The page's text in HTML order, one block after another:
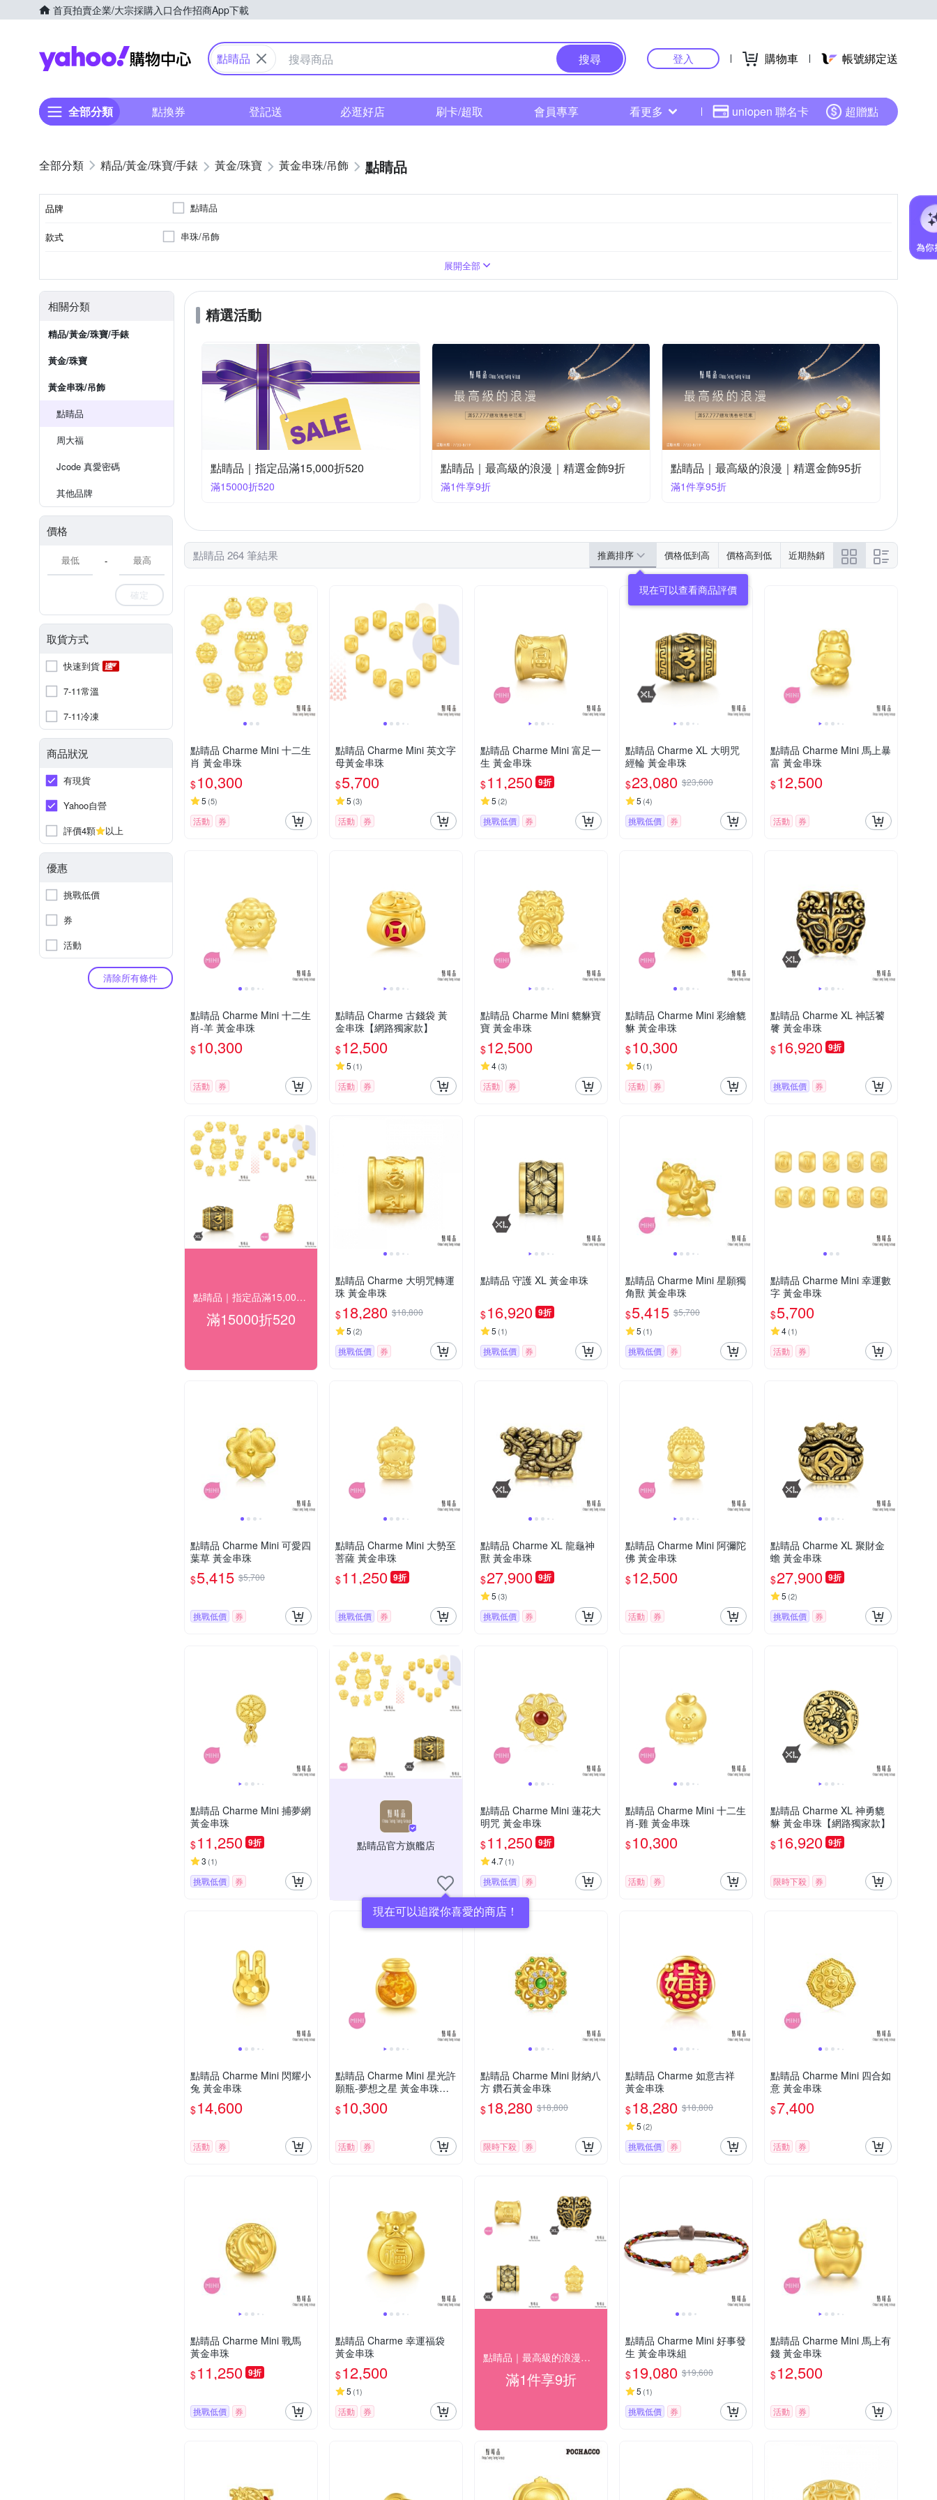
首頁拍賣企業/大宗採購入口合作招商App下載
Yahoo購物中心
點睛品 搜尋 登入 購物車 帳號綁定送
全部分類 點換券 登記送 必逛好店 刷卡/超取 會員專享 看更多 uniopen 聯名卡 超贈點
精品/黃金/珠寶/手錶 黃金/珠寶 黃金串珠/吊飾 點睛品
品牌 點睛品
款式 串珠/吊飾
展開全部
相關分類
精品/黃金/珠寶/手錶
黃金/珠寶
黃金串珠/吊飾
點睛品
周大福
Jcode 真愛密碼
其他品牌
價格
-
確定
取貨方式
快速到貨
7-11常溫
7-11冷凍
商品狀況
有現貨
Yahoo自營
評價4顆
以上
優惠
挑戰低價
券
活動
清除所有條件
精選活動
點睛品｜指定品滿15,000折520
滿15000折520
點睛品｜最高級的浪漫｜精選金飾9折
滿1件享9折
點睛品｜最高級的浪漫｜精選金飾95折
滿1件享95折
點睛品 264 筆結果 推薦排序 價格低到高 價格高到低 近期熱銷
點睛品 Charme Mini 十二生
肖 黃金串珠
$10,300
5 (5)
活動 券
點睛品 Charme Mini 英文字
母黃金串珠
$5,700
5 (3)
活動 券
點睛品 Charme Mini 富足一
生 黃金串珠
$11,250 9折
5 (2)
挑戰低價 券
點睛品 Charme XL 大明咒
經輪 黃金串珠
$23,080 $23,600
5 (4)
挑戰低價 券
點睛品 Charme Mini 馬上暴
富 黃金串珠
$12,500
活動 券
點睛品 Charme Mini 十二生
肖-羊 黃金串珠
$10,300
活動 券
點睛品 Charme 古錢袋 黃
金串珠【網路獨家款】
$12,500
5 (1)
活動 券
點睛品 Charme Mini 貔貅寶
寶 黃金串珠
$12,500
4(3)
活動 券
點睛品 Charme Mini 彩繪貔
貅 黃金串珠
$10,300
5 (1)
活動 券
點睛品 Charme XL 神話饕
餮 黃金串珠
$16,920 9折
挑戰低價 券
點睛品｜指定品滿15,000折520
滿15000折520
點睛品 Charme 大明咒轉運
珠 黃金串珠
$18,280 $18,800
5 (2)
挑戰低價 券
點睛品 守護 XL 黃金串珠
$16,920 9折
5 (1)
挑戰低價 券
點睛品 Charme Mini 星願獨
角獸 黃金串珠
$5,415 $5,700
5 (1)
挑戰低價 券
點睛品 Charme Mini 幸運數
字 黃金串珠
$5,700
4(1)
活動 券
點睛品 Charme Mini 可愛四
葉草 黃金串珠
$5,415 $5,700
挑戰低價 券
點睛品 Charme Mini 大勢至
菩薩 黃金串珠
$11,250 9折
挑戰低價 券
點睛品 Charme XL 龍龜神
獸 黃金串珠
$27,900 9折
5 (3)
挑戰低價 券
點睛品 Charme Mini 阿彌陀
佛 黃金串珠
$12,500
活動 券
點睛品 Charme XL 聚財金
蟾 黃金串珠
$27,900 9折
5 (2)
挑戰低價 券
點睛品 Charme Mini 捕夢網
黃金串珠
$11,250 9折
3 (1)
挑戰低價 券
點睛品官方旗艦店
現在可以追蹤你喜愛的商店！
點睛品 Charme Mini 蓮花大
明咒 黃金串珠
$11,250 9折
4.7(1)
挑戰低價 券
點睛品 Charme Mini 十二生
肖-雞 黃金串珠
$10,300
活動 券
點睛品 Charme XL 神勇貔
貅 黃金串珠【網路獨家款】
$16,920 9折
限時下殺 券
點睛品 Charme Mini 閃耀小
兔 黃金串珠
$14,600
活動 券
點睛品 Charme Mini 星光許
願瓶-夢想之星 黃金串珠
【網路獨家款】
$10,300
活動 券
點睛品 Charme Mini 財納八
方 鑽石黃金串珠
$18,280 $18,800
限時下殺 券
點睛品 Charme 如意吉祥
黃金串珠
$18,280 $18,800
5 (2)
挑戰低價 券
點睛品 Charme Mini 四合如
意 黃金串珠
$7,400
活動 券
點睛品 Charme Mini 戰馬
黃金串珠
$11,250 9折
挑戰低價 券
點睛品 Charme 幸運福袋
黃金串珠
$12,500
5 (1)
活動 券
點睛品｜最高級的浪漫｜精選金飾9折
滿1件享9折
點睛品 Charme Mini 好事發
生 黃金串珠組
$19,080 $19,600
5 (1)
挑戰低價 券
點睛品 Charme Mini 馬上有
錢 黃金串珠
$12,500
活動 券